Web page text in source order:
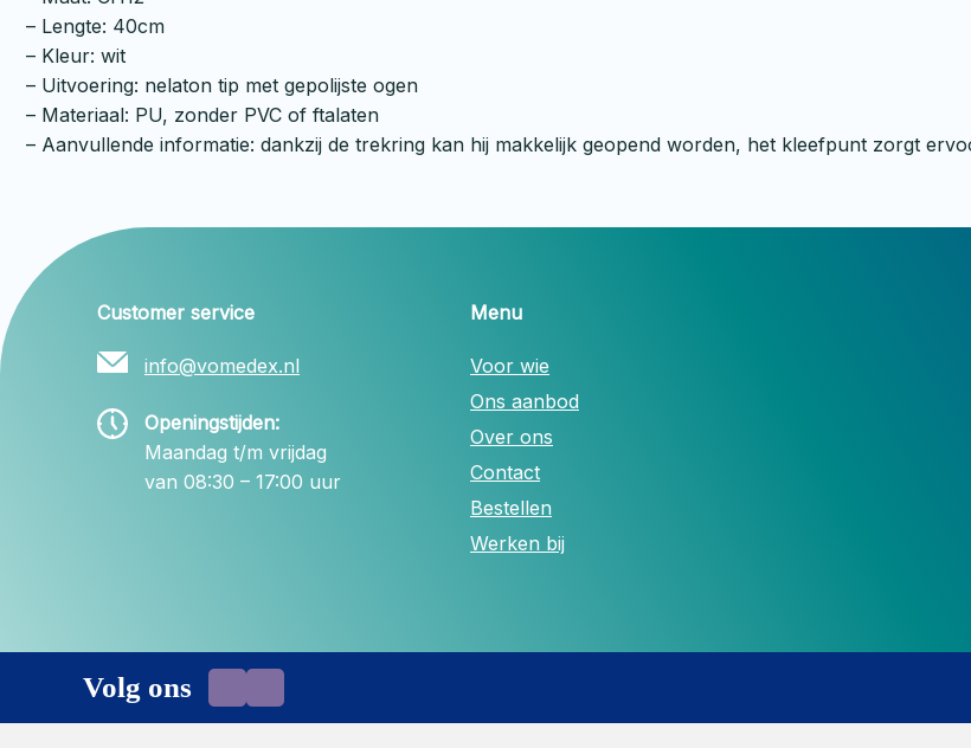
– Lengte: 40cm
– Kleur: wit
– Uitvoering: nelaton tip met gepolijste ogen
– Materiaal: PU, zonder PVC of ftalaten
– Aanvullende informatie: dankzij de trekring kan hij makkelijk geopend worden, het kleefpunt zorgt
Customer service
info@vomedex.nl
Openingstijden:
Maandag t/m vrijdag
van 08:30 – 17:00 uur
Menu
Voor wie
Ons aanbod
Over ons
Contact
Bestellen
Werken bij
Volg ons